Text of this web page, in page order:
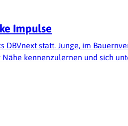
Impulse
DBVnext statt. Junge, im
kennenzulernen und sich